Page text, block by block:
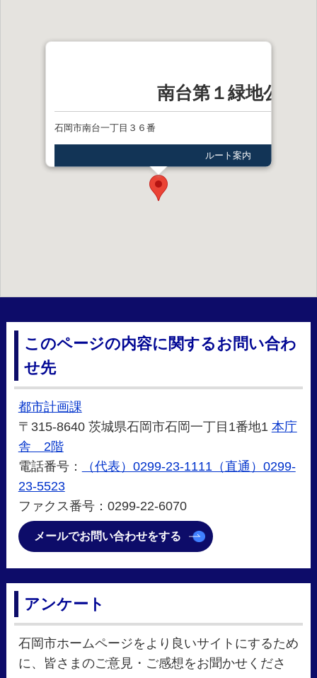
南台第１緑地公園
石岡市南台一丁目３６番
ルート案内
このページの内容に関するお問い合わ
せ先
都市計画課
〒315-8640 茨城県石岡市石岡一丁目1番地1 本庁
舎 2階
電話番号：
（代表）0299-23-1111（直通）0299-
23-5523
ファクス番号：0299-22-6070
メールでお問い合わせをする
アンケート
石岡市ホームページをより良いサイトにするため
に、皆さまのご意見・ご感想をお聞かせくださ